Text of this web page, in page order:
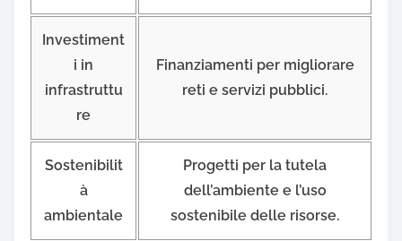
Investiment
i in
infrastruttu
re
Finanziamenti per migliorare
reti e servizi pubblici.
Sostenibilit
à
ambientale
Progetti per la tutela
dell’ambiente e l’uso
sostenibile delle risorse.